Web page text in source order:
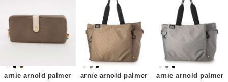
arnie arnold palmer arnie arnold palmer arnie arnold palmer